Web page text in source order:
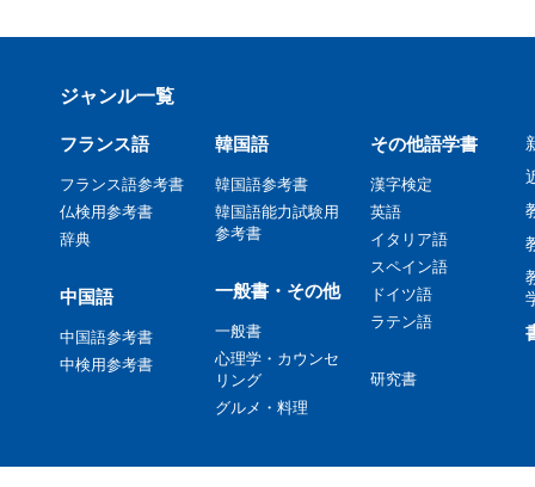
ジャンル一覧
フランス語
フランス語参考書
仏検用参考書
辞典
中国語
中国語参考書
中検用参考書
韓国語
韓国語参考書
韓国語能力試験用
参考書
一般書・その他
一般書
心理学・カウンセ
リング
グルメ・料理
その他語学書
漢字検定
英語
イタリア語
スペイン語
ドイツ語
ラテン語
研究書